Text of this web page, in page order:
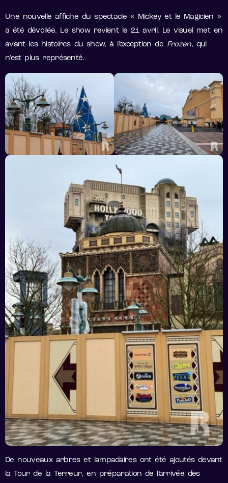
Une nouvelle affiche du spectacle « Mickey et le Magicien »
a été dévoilée. Le show revient le 21 avril. Le visuel met en
avant les histoires du show, à l’exception de Frozen, qui
n’est plus représenté.
De nouveaux arbres et lampadaires ont été ajoutés devant
la Tour de la Terreur, en préparation de l’arrivée des